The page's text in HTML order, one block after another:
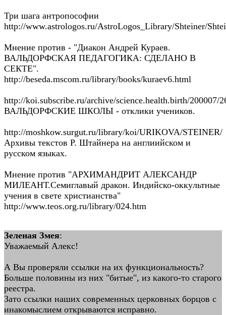
Три шага антропософии
http://www.astrologos.ru/AstroLogos_Library/Shteiner/
Мнение против - "Диакон Андрей Кураев.
ВАЛЬДОРФСКАЯ ПЕДАГОГИКА: СДЕЛАНО В
СЕКТЕ".
http://beseda.mscom.ru/library/books/kuraev6.html
http://koi.subscribe.ru/archive/science.health.birth/200007/
ВАЛЬДОРФСКИЕ ШКОЛЫ - отклики учеников.
http://moshkow.surgut.ru/library/koi/URIKOVA/STEINER/
Архивы текстов Р. Штайнера на англиийском и
русском языках.
Мнение против "АРХИМАНДРИТ АЛЕКСАНДР
МИЛЕАНТ.Семиглавый дракон. Индийско-оккyльтные
yчения в свете христианства"
http://www.teos.org.ru/library/024.htm
Зеленая Змея:
Уважаемый Алекс!
А Вы проверяли ссылки на их функциональность?
Больше половины из них "битые", из какого-то старого
реестра.
Зато ссылки наших современных церковных борцов с
инакомыслием открываются исправно.